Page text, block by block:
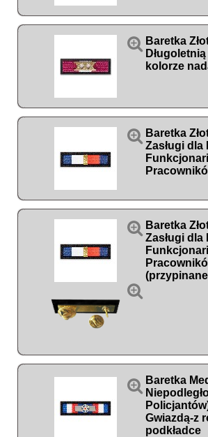
 Baretka
kolorze
 Baretka
Zasługi


Baretka
Zasługi
 Baretka
Gwiazdą-z
podkładce